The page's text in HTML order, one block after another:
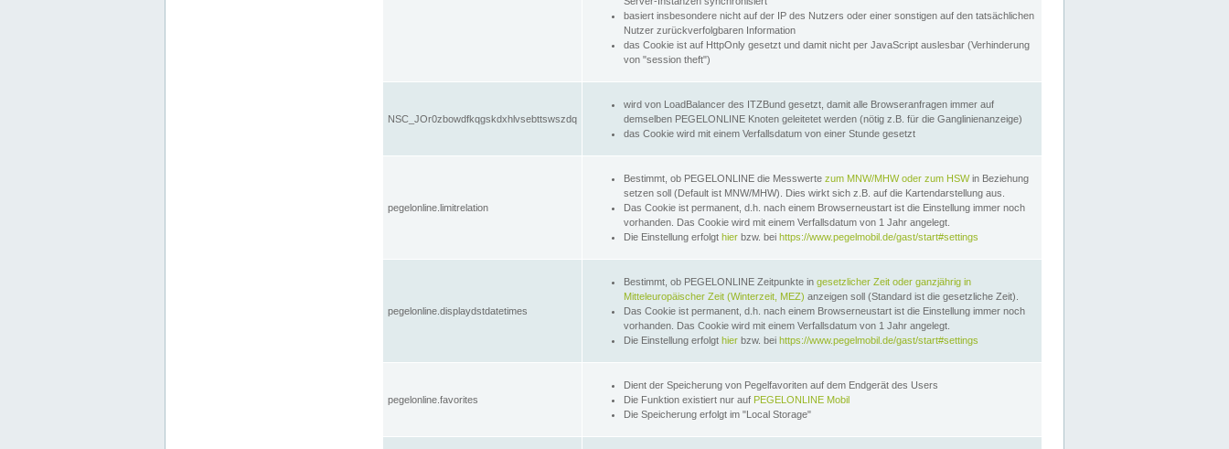
basiert insbesondere nicht auf der IP des Nutzers oder einer sonstigen auf den tatsächlichen
Nutzer zurückverfolgbaren Information
das Cookie ist auf HttpOnly gesetzt und damit nicht per JavaScript auslesbar (Verhinderung
von "session theft")
NSC_JOr0zbowdfkqgskdxhlvsebttswszdq
wird von LoadBalancer des ITZBund gesetzt, damit alle Browseranfragen immer auf
demselben PEGELONLINE Knoten geleitetet werden (nötig z.B. für die Ganglinienanzeige)
das Cookie wird mit einem Verfallsdatum von einer Stunde gesetzt
pegelonline.limitrelation
Bestimmt, ob PEGELONLINE die Messwerte zum MNW/MHW oder zum HSWin Beziehung
setzen soll (Default ist MNW/MHW). Dies wirkt sich z.B. auf die Kartendarstellung aus.
Das Cookie ist permanent, d.h. nach einem Browserneustart ist die Einstellung immer noch
vorhanden. Das Cookie wird mit einem Verfallsdatum von 1 Jahr angelegt.
Die Einstellung erfolgt hier bzw. bei https://www.pegelmobil.de/gast/start#settings
pegelonline.displaydstdatetimes
Bestimmt, ob PEGELONLINE Zeitpunkte in gesetzlicher Zeit oder ganzjährig in
Mitteleuropäischer Zeit (Winterzeit, MEZ) anzeigen soll (Standard ist die gesetzliche Zeit).
Das Cookie ist permanent, d.h. nach einem Browserneustart ist die Einstellung immer noch
vorhanden. Das Cookie wird mit einem Verfallsdatum von 1 Jahr angelegt.
Die Einstellung erfolgt hier bzw. bei https://www.pegelmobil.de/gast/start#settings
pegelonline.favorites
Dient der Speicherung von Pegelfavoriten auf dem Endgerät des Users
Die Funktion existiert nur auf PEGELONLINE Mobil
Die Speicherung erfolgt im "Local Storage"